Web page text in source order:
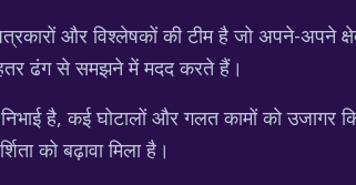
और विश्लेषकों की टीम है जो अपने-अपने
ढंग से समझने में मदद करते हैं।
है, कई घोटालों और गलत कामों को
को बढ़ावा मिला है।